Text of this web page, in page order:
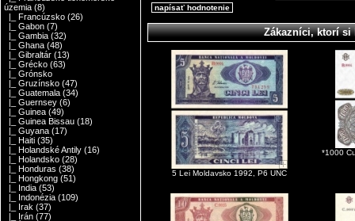
územia (8)
|_ Francúzsko (26)
|_ Gabon (7)
|_ Gambia (32)
|_ Ghana (48)
|_ Gibraltár (13)
|_ Grécko (63)
|_ Grónsko
|_ Gruzínsko (47)
|_ Guatemala (34)
|_ Guernsey (6)
|_ Guinea (49)
|_ Guinea Bissau (18)
|_ Guyana (17)
|_ Haiti (35)
|_ Holandské Antily (16)
|_ Holandsko (28)
|_ Honduras (38)
|_ Hongkong (51)
|_ India (53)
|_ Indonézia (109)
|_ Irak (37)
|_ Irán (77)
napísať hodnotenie
Zákazníci, ktorí si
5 Lei Moldavsko 1992, P6 UNC
*1000